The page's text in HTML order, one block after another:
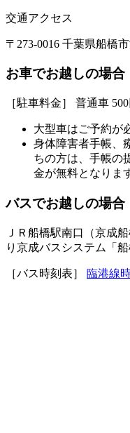
交通アクセス
〒273-0016 千葉県船橋
お車でお越しの場合
［駐車料金］ 普通車
大型車はご予約が
身体障害者手帳、
ちの方は、手帳の
金が無料となりま
バスでお越しの場合
ＪＲ船橋駅南口（京成
り京成バスシステム「
［バス時刻表］ 臨港線